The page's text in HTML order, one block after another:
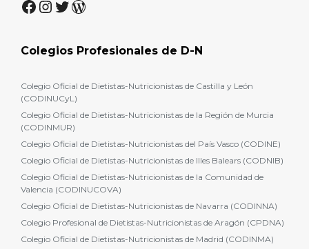
Facebook
Instagram
Twitter
WordPress
Colegios Profesionales de D-N
Colegio Oficial de Dietistas-Nutricionistas de Castilla y León
(CODINUCyL)
Colegio Oficial de Dietistas-Nutricionistas de la Región de Murcia
(CODINMUR)
Colegio Oficial de Dietistas-Nutricionistas del País Vasco (CODINE)
Colegio Oficial de Dietistas-Nutricionistas de Illes Balears (CODNIB)
Colegio Oficial de Dietistas-Nutricionistas de la Comunidad de
Valencia (CODINUCOVA)
Colegio Oficial de Dietistas-Nutricionistas de Navarra (CODINNA)
Colegio Profesional de Dietistas-Nutricionistas de Aragón (CPDNA)
Colegio Oficial de Dietistas-Nutricionistas de Madrid (CODINMA)